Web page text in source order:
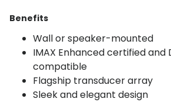
Benefits
Wall or speaker-mounted
IMAX Enhanced certified and
compatible
Flagship transducer array
Sleek and elegant design